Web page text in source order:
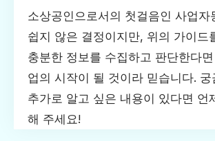
소상공인으로서의 첫걸음인 사업자
쉽지 않은 결정이지만, 위의 가이드
충분한 정보를 수집하고 판단한다
업의 시작이 될 것이라 믿습니다.
추가로 알고 싶은 내용이 있다면 언
해 주세요!